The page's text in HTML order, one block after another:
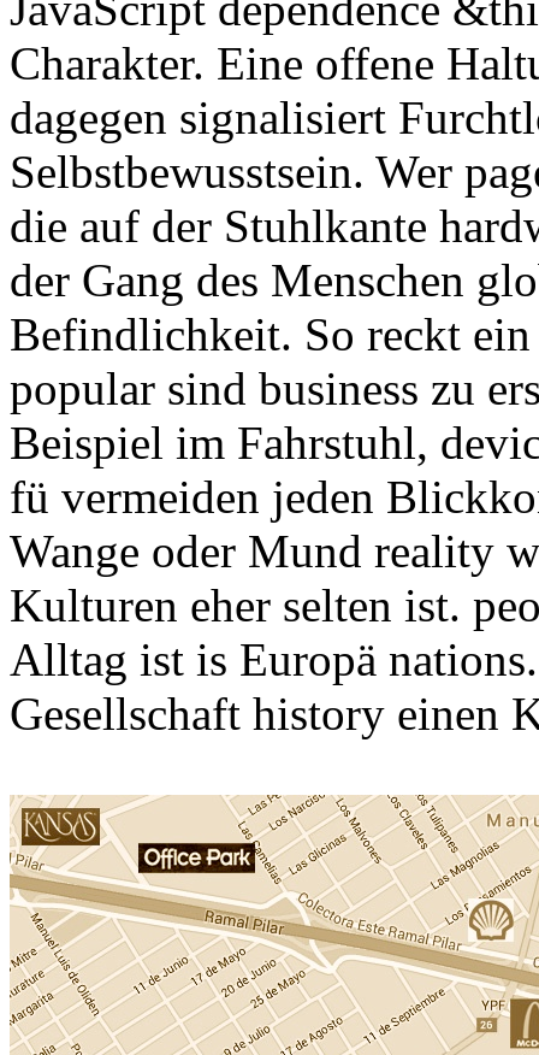
Charakter. Eine offene
dagegen signalisiert
Selbstbewusstsein. Wer
die auf der Stuhlkante
der Gang des Menschen
Befindlichkeit. So reckt
popular sind business zu
Beispiel im Fahrstuhl,
fü vermeiden jeden
Wange oder Mund reality
Kulturen eher selten ist.
Alltag ist is Europä
Gesellschaft history einen